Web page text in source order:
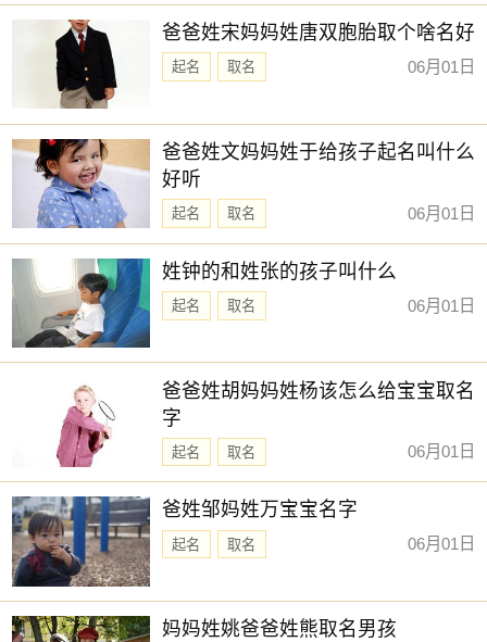
【艺茹】 【简溪】 【祐禾】 【梦言】
【新亭】 【诗渝】 【棠姗】 【宜珊】
【芷熙】 【宣霖】 【璟芊】 【安盈】
【曼殊】 【云涵】 【昀遥】 【昱珊】
【晶菲】 【宛迎】 【尹黎】 【含湘】
【艺谨】 【月蕊】 【瑾宣】 【芷音】
赐子好名，能伴子一生。想给宝宝取一个好名字吗？选
择下方的【宝宝起名】，为孩子起一个吉利的好名字吧。
爸爸姓宋妈妈姓唐双胞胎取个啥名好
起名 取名 06月01日
爸爸姓文妈妈姓于给孩子起名叫什么
好听
起名 取名 06月01日
姓钟的和姓张的孩子叫什么
起名 取名 06月01日
爸爸姓胡妈妈姓杨该怎么给宝宝取名
字
起名 取名 06月01日
爸姓邹妈姓万宝宝名字
起名 取名 06月01日
妈妈姓姚爸爸姓熊取名男孩